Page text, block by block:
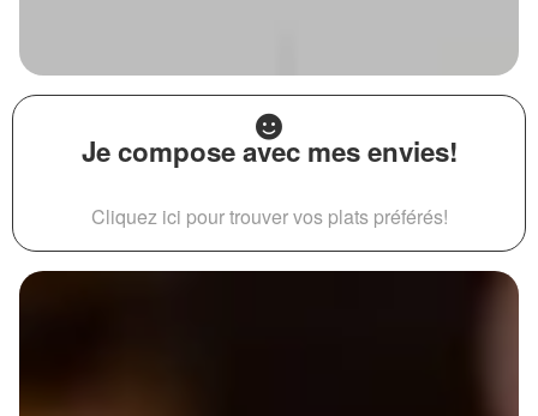
Je compose avec mes envies!
Cliquez ici pour trouver vos plats préférés!